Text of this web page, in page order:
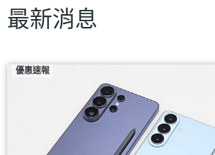
最新消息
優惠速報